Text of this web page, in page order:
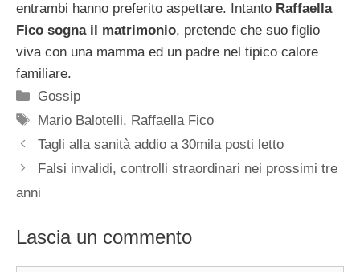
entrambi hanno preferito aspettare. Intanto Raffaella
Fico sogna il matrimonio, pretende che suo figlio
viva con una mamma ed un padre nel tipico calore
familiare.
Categorie
Gossip
Tag
Mario Balotelli, Raffaella Fico
Tagli alla sanità addio a 30mila posti letto
Falsi invalidi, controlli straordinari nei prossimi tre
anni
Lascia un commento